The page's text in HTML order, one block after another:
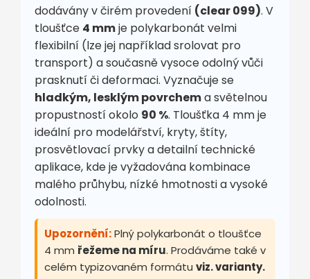
dodávány v čirém provedení (clear 099). V
tloušťce 4 mmje polykarbonát velmi
flexibilní (lze jej například srolovat pro
transport) a současně vysoce odolný vůči
prasknutí či deformaci. Vyznačuje se
hladkým, lesklým povrchema světelnou
propustností okolo 90 %. Tloušťka 4 mm je
ideální pro modelářství, kryty, štíty,
prosvětlovací prvky a detailní technické
aplikace, kde je vyžadována kombinace
malého průhybu, nízké hmotnosti a vysoké
odolnosti.
Upozornění:Plný polykarbonát o tloušťce
4 mm řežeme na míru. Prodáváme také v
celém typizovaném formátu viz. varianty.